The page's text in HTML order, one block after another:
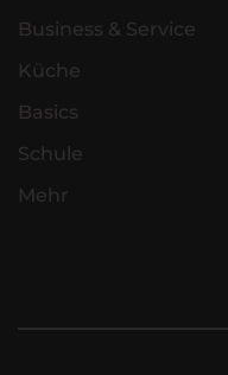
Business & Service
Küche
Basics
Schule
Mehr